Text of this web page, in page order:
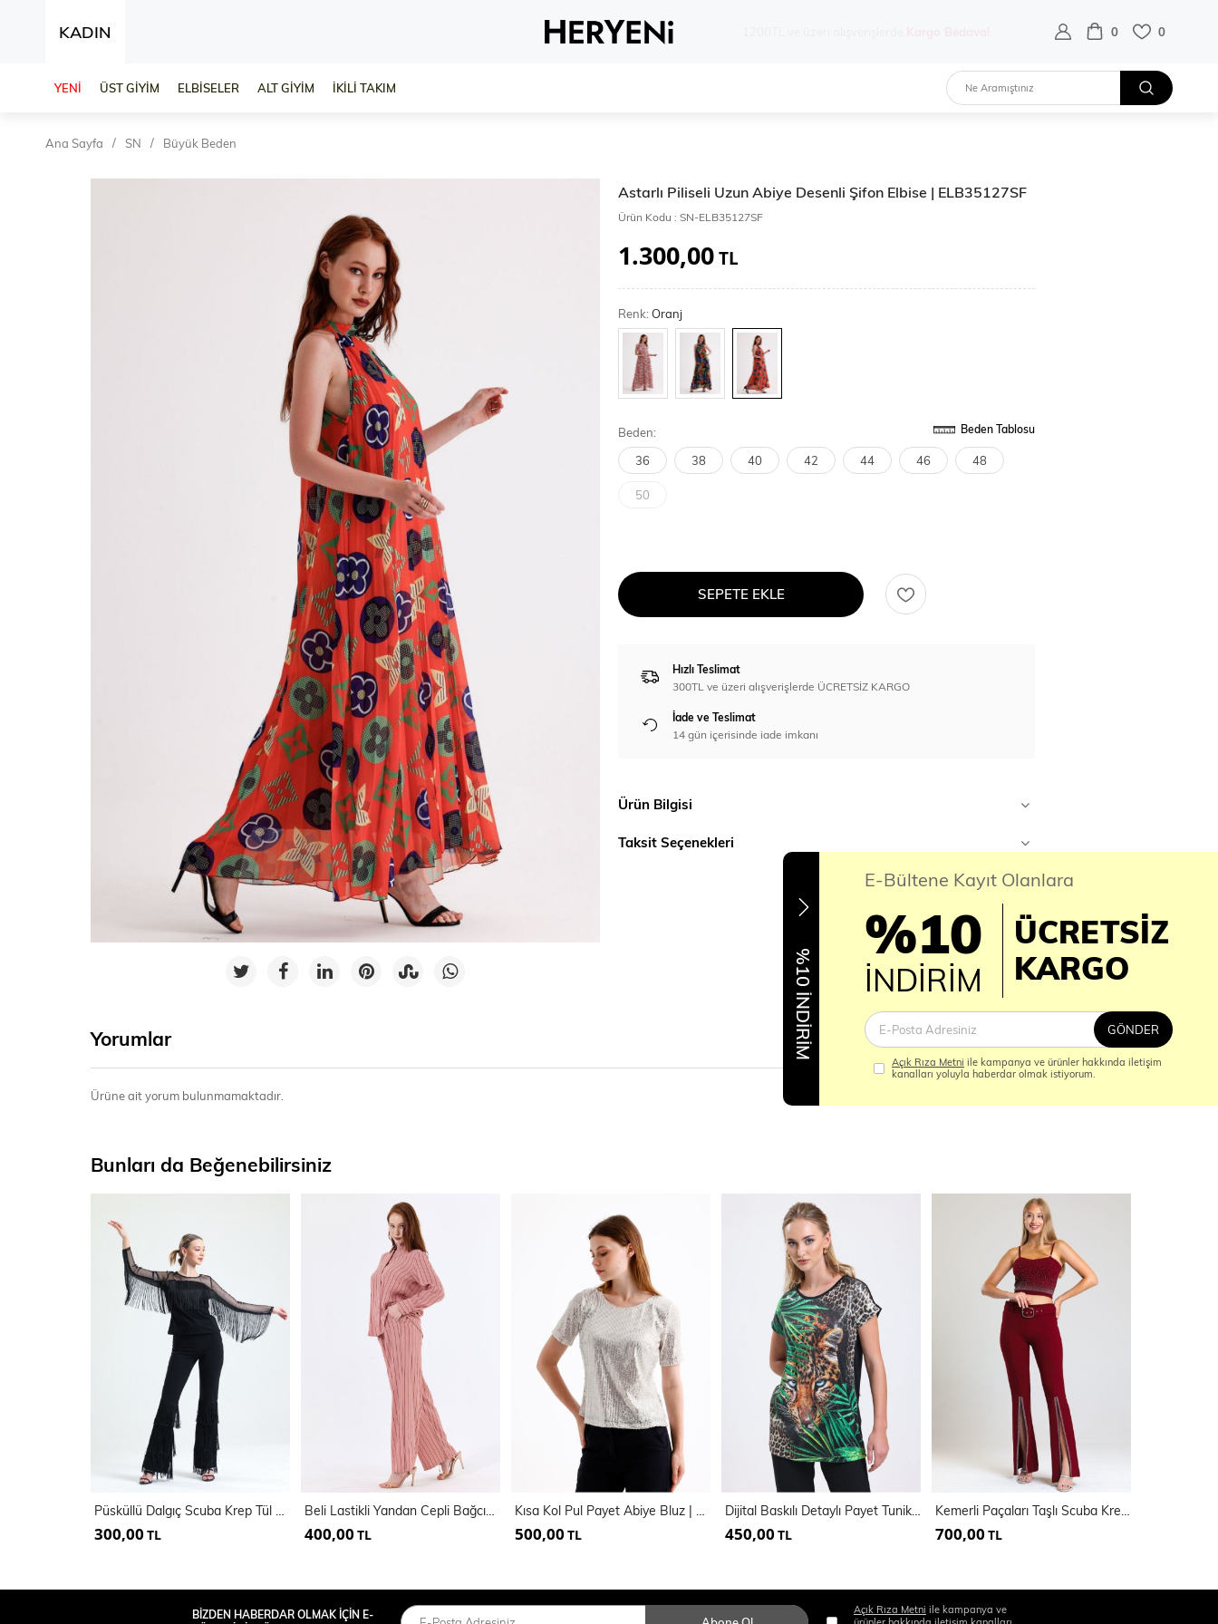
KADIN 0 0
YENİ ÜST GİYİM ELBİSELER ALT GİYİM İKİLİ TAKIM
Ana Sayfa SN Büyük Beden
Astarlı Piliseli Uzun Abiye Desenli Şifon Elbise | ELB35127SF
Ürün Kodu : SN-ELB35127SF
1.300,00TL
Renk:Oranj
Beden: Beden Tablosu
36 38 40 42 44 46 48
50
SEPETE EKLE
Hızlı Teslimat
300TL ve üzeri alışverişlerde ÜCRETSİZ KARGO
İade ve Teslimat
14 gün içerisinde iade imkanı
Ürün Bilgisi
Taksit Seçenekleri
Yorumlar
Ürüne ait yorum bulunmamaktadır.
Bunları da Beğenebilirsiniz
Püsküllü Dalgıç Scuba Krep Tül Bluz | Blz33372
300,00 TL
Beli Lastikli Yandan Cepli Bağcıklı İnce Çizgili Viskon Pantolon | Pnt35465
400,00 TL
Kısa Kol Pul Payet Abiye Bluz | Blz35540
500,00 TL
Dijital Baskılı Detaylı Payet Tunik | Blz34628
450,00 TL
Kemerli Paçaları Taşlı Scuba Krep Abiye Büyük Beden Pantolon | Pnt34185
700,00 TL
%10 İNDİRİM
E-Bültene Kayıt Olanlara
%10
İNDİRİM
ÜCRETSİZ
KARGO
GÖNDER
Açık Rıza Metni ile kampanya ve ürünler hakkında iletişim
kanalları yoluyla haberdar olmak istiyorum.
BİZDEN HABERDAR OLMAK İÇİN E-
Açık Rıza Metni ile kampanya ve